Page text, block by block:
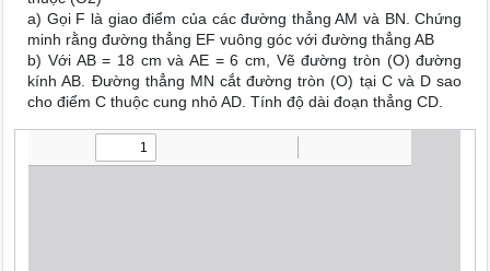
a) Gọi F là giao điểm của các đường thẳng AM và BN. Chứng
minh rằng đường thẳng EF vuông góc với đường thẳng AB
b) Với AB = 18 cm và AE = 6 cm, Vẽ đường tròn (O) đường
kính AB. Đường thẳng MN cắt đường tròn (O) tại C và D sao
cho điểm C thuộc cung nhỏ AD. Tính độ dài đoạn thẳng CD.